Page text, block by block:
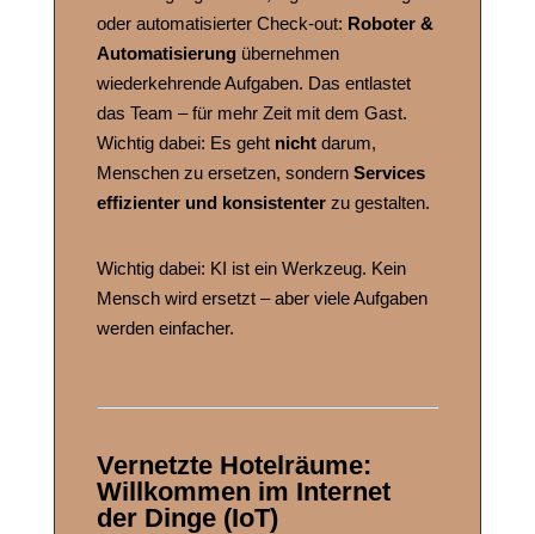
oder automatisierter Check-out: Roboter &
Automatisierung übernehmen
wiederkehrende Aufgaben. Das entlastet
das Team – für mehr Zeit mit dem Gast.
Wichtig dabei: Es geht nicht darum,
Menschen zu ersetzen, sondernServices
effizienter und konsistenter zu gestalten.
Wichtig dabei: KI ist ein Werkzeug. Kein
Mensch wird ersetzt – aber viele Aufgaben
werden einfacher.
Vernetzte Hotelräume:
Willkommen im Internet
der Dinge (IoT)